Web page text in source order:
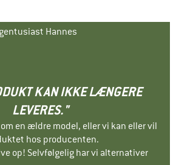
Hannes
KAN IKKE LÆNGERE
LEVERES."
en ældre model, eller vi kan eller vil
hos producenten.
op! Selvfølgelig har vi alternativer